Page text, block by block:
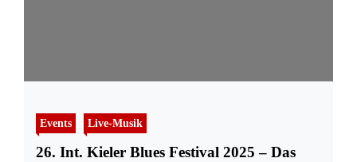
Events Live-Musik
26. Int. Kieler Blues Festival 2025 – Das